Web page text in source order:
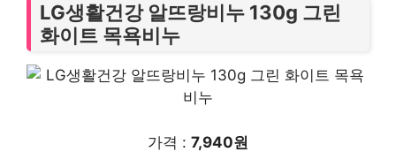
LG생활건강 알뜨랑비누 130g 그린
화이트 목욕비누
가격 : 7,940원